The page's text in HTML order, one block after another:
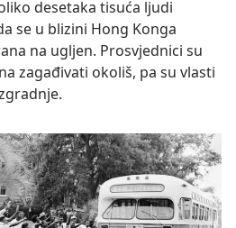
desetaka tisuća ljudi
se u blizini Hong Konga
na ugljen. Prosvjednici su
zagađivati okoliš, pa su vlasti